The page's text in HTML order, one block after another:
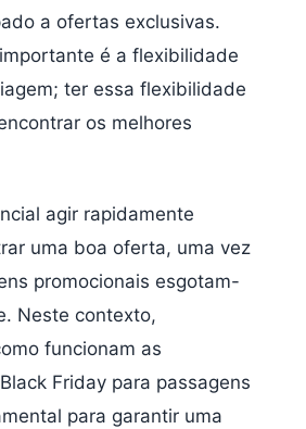
a ofertas exclusivas.
é a flexibilidade
ter essa flexibilidade
os melhores
agir rapidamente
uma boa oferta, uma vez
promocionais esgotam-
Neste contexto,
funcionam as
Friday para passagens
para garantir uma